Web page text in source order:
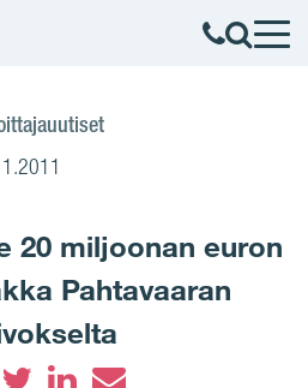
20 miljoonan euron
Pahtavaaran